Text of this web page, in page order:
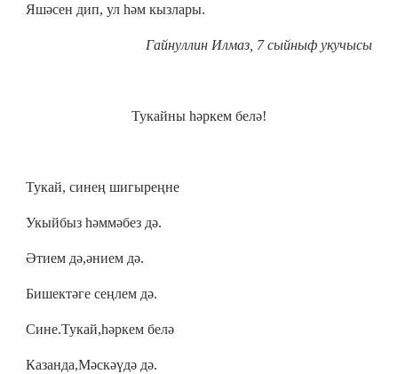
Яшәсен дип, ул һәм кызлары.
Гайнуллин Илмаз, 7 сыйныф укучысы
Тукайны һәркем белә!
Тукай, синең шигыреңне
Укыйбыз һәммәбез дә.
Әтием дә,әнием дә.
Бишектәге сеңлем дә.
Сине.Тукай,һәркем белә
Казанда,Мәскәүдә дә.